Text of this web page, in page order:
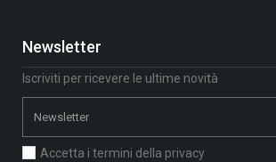
Newsletter
Iscriviti per ricevere le ultime novità
Accetta i termini della privacy